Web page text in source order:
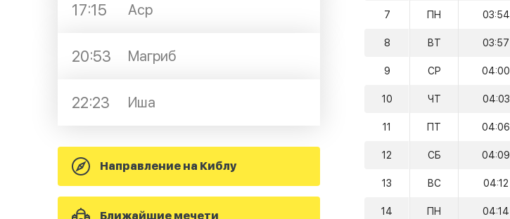
17:15 Аср
20:53 Магриб
22:23 Иша
Направление на Киблу
Ближайшие мечети
7 ПН 03:54
8 ВТ 03:57
9 СР 04:00
10 ЧТ 04:03
11 ПТ 04:06
12 СБ 04:09
13 ВС 04:12
14 ПН 04:14